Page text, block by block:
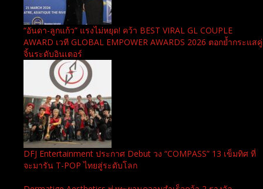
“อันดา-ลูกแก้ว” แรงไม่หยุด! คว้า BEST VIRAL GL COUPLE
AWARD เวที GLOBAL EMPOWER AWARDS 2026 ตอกย้ำกระแสคู่
จิ้นระดับอินเตอร์
DFJ Entertainment ประกาศ Debut วง “COMPASS” 13 เข็มทิศ ที่
จะมารัน T-POP ไทยสู่ระดับโลก